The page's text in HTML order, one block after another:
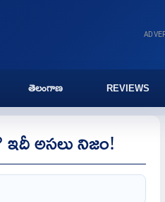
తెలంగాణ REVIEWS
అసలు నిజం!